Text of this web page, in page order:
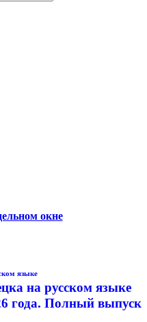
окне
языке
на русском языке
года. Полный выпуск